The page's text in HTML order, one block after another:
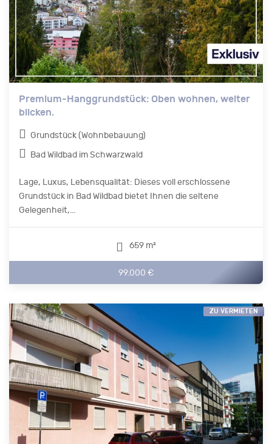
Premium-Hanggrundstück: Oben wohnen, weiter
blicken.
Grundstück (Wohnbebauung)
Bad Wildbad im Schwarzwald
Lage, Luxus, Lebensqualität: Dieses voll erschlossene
Grundstück in Bad Wildbad bietet Ihnen die seltene
Gelegenheit,...
659 m²
99.000 €
ZU VERMIETEN